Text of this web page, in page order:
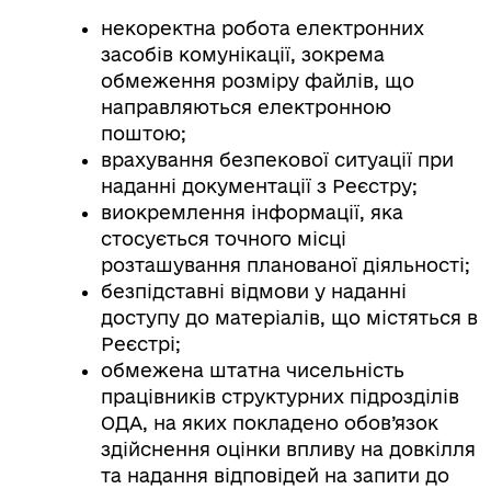
некоректна робота електронних
засобів комунікації, зокрема
обмеження розміру файлів, що
направляються електронною
поштою;
врахування безпекової ситуації при
наданні документації з Реєстру;
виокремлення інформації, яка
стосується точного місці
розташування планованої діяльності;
безпідставні відмови у наданні
доступу до матеріалів, що містяться в
Реєстрі;
обмежена штатна чисельність
працівників структурних підрозділів
ОДА, на яких покладено обов’язок
здійснення оцінки впливу на довкілля
та надання відповідей на запити до